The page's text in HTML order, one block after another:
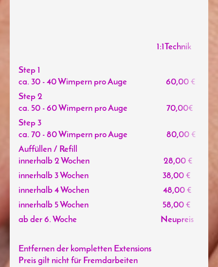
1:1Technik
Step 1
ca. 30 - 40 Wimpern pro Auge 60,00 €
Step 2
ca. 50 - 60 Wimpern pro Auge 70,00€
Step 3
ca. 70 - 80 Wimpern pro Auge 80,00 €
Auffüllen / Refill
innerhalb 2 Wochen 28,00 €
innerhalb 3 Wochen 38,00 €
innerhalb 4 Wochen 48,00 €
innerhalb 5 Wochen 58,00 €
ab der 6. Woche Neupreis
Entfernen der kompletten Extensions
Preis gilt nicht für Fremdarbeiten